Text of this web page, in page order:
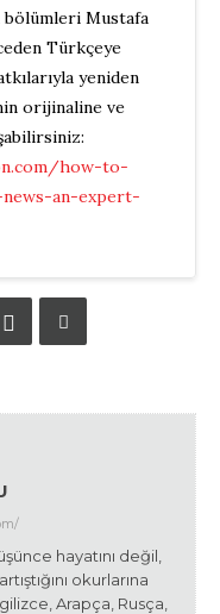
bölümleri Mustafa
Türkçeye
yeniden
orijinaline ve
how-to-
an-expert-
hayatını değil,
okurlarına
Arapça, Rusça,